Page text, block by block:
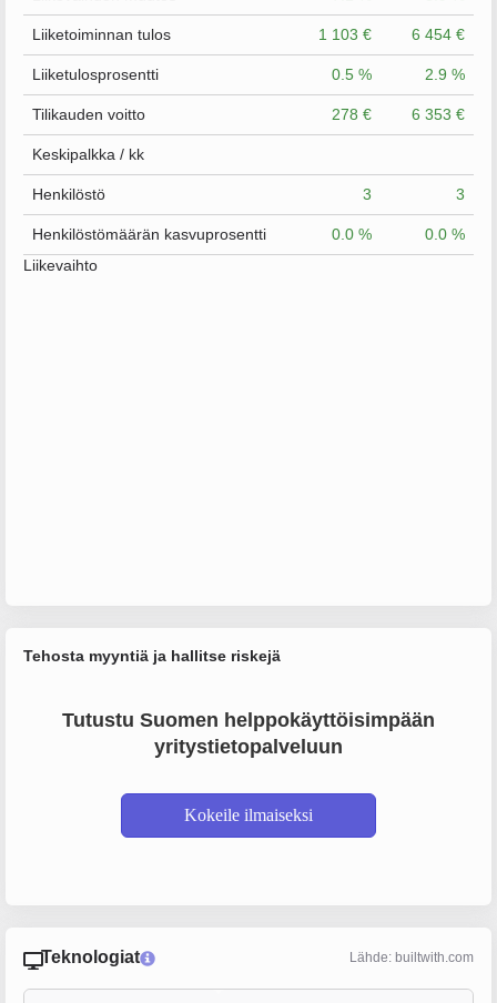
Liiketoiminnan tulos 1 103 € 6 454 €
Liiketulosprosentti 0.5 % 2.9 %
Tilikauden voitto 278 € 6 353 €
Keskipalkka / kk
Henkilöstö 3 3
Henkilöstömäärän kasvuprosentti 0.0 %
0.0 %
Liikevaihto
Tehosta myyntiä ja hallitse riskejä
Tutustu Suomen helppokäyttöisimpään
yritystietopalveluun
Kokeile ilmaiseksi
Teknologiat Lähde: builtwith.com